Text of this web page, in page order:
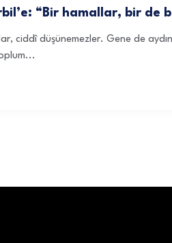
“Bir hamallar, bir
ciddî düşünemezler. Gene de